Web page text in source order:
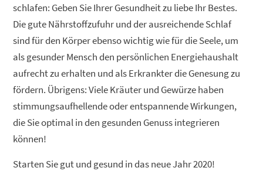
schlafen: Geben Sie Ihrer Gesundheit zu liebe Ihr Bestes.
Die gute Nährstoffzufuhr und der ausreichende Schlaf
sind für den Körper ebenso wichtig wie für die Seele, um
als gesunder Mensch den persönlichen Energiehaushalt
aufrecht zu erhalten und als Erkrankter die Genesung zu
fördern. Übrigens: Viele Kräuter und Gewürze haben
stimmungsaufhellende oder entspannende Wirkungen,
die Sie optimal in den gesunden Genuss integrieren
können!
Starten Sie gut und gesund in das neue Jahr 2020!